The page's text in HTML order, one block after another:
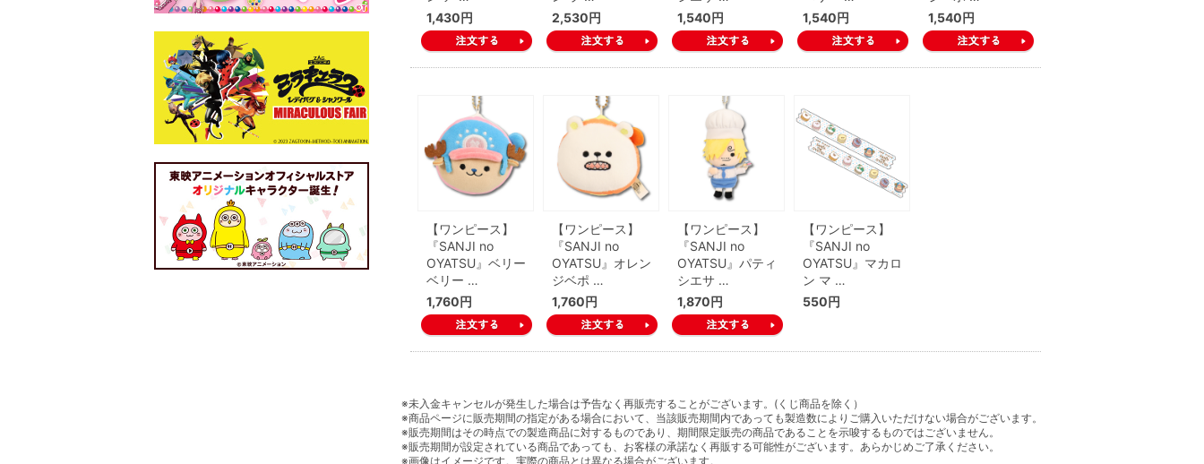
1,430円
2,530円
1,540円
1,540円
1,540円
【ワンピース】
『SANJI no
OYATSU』ベリー
ベリー …
1,760円
【ワンピース】
『SANJI no
OYATSU』オレン
ジベポ …
1,760円
【ワンピース】
『SANJI no
OYATSU』パティ
シエサ …
1,870円
【ワンピース】
『SANJI no
OYATSU』マカロ
ン マ …
550円
※未入金キャンセルが発生した場合は予告なく再販売することがございます。(くじ商品を除く）
※商品ページに販売期間の指定がある場合において、当該販売期間内であっても製造数によりご購入いただけない場合がございます。
※販売期間はその時点での製造商品に対するものであり、期間限定販売の商品であることを示唆するものではございません。
※販売期間が設定されている商品であっても、お客様の承諾なく再販する可能性がございます。あらかじめご了承ください。
※画像はイメージです。実際の商品とは異なる場合がございます。